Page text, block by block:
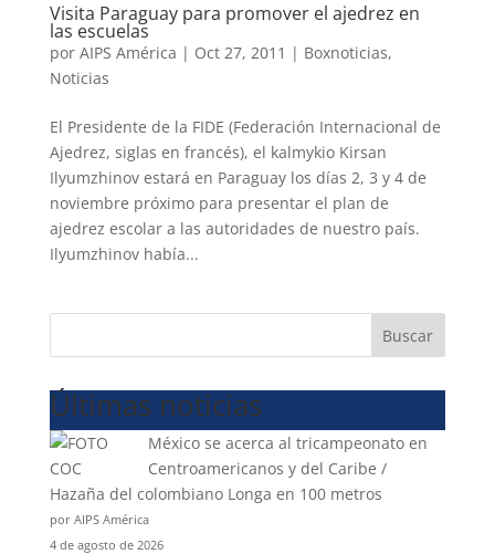
Visita Paraguay para promover el ajedrez en
las escuelas
por AIPS América | Oct 27, 2011 | Boxnoticias,
Noticias
El Presidente de la FIDE (Federación Internacional de
Ajedrez, siglas en francés), el kalmykio Kirsan
Ilyumzhinov estará en Paraguay los días 2, 3 y 4 de
noviembre próximo para presentar el plan de
ajedrez escolar a las autoridades de nuestro país.
Ilyumzhinov había...
Buscar
Últimas noticias
México se acerca al tricampeonato en
Centroamericanos y del Caribe /
Hazaña del colombiano Longa en 100 metros
por AIPS América
4 de agosto de 2026